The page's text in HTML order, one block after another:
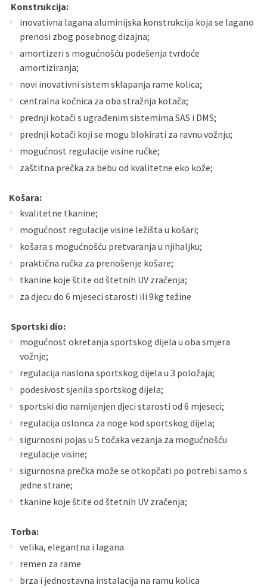
Konstrukcija:
inovativna lagana aluminijska konstrukcija koja se lagano
prenosi zbog posebnog dizajna;
amortizeri s mogućnošću podešenja tvrdoće
amortiziranja;
novi inovativni sistem sklapanja rame kolica;
centralna kočnica za oba stražnja kotača;
prednji kotači s ugrađenim sistemima SAS i DMS;
prednji kotači koji se mogu blokirati za ravnu vožnju;
mogućnost regulacije visine ručke;
zaštitna prečka za bebu od kvalitetne eko kože;
Košara:
kvalitetne tkanine;
mogućnost regulacije visine ležišta u košari;
košara s mogućnošću pretvaranja u njihaljku;
praktična ručka za prenošenje košare;
tkanine koje štite od štetnih UV zračenja;
za djecu do 6 mjeseci starosti ili 9kg težine
Sportski dio:
mogućnost okretanja sportskog dijela u oba smjera
vožnje;
regulacija naslona sportskog dijela u 3 položaja;
podesivost sjenila sportskog dijela;
sportski dio namijenjen djeci starosti od 6 mjeseci;
regulacija oslonca za noge kod sportskog dijela;
sigurnosni pojas u 5 točaka vezanja za mogućnošću
regulacije visine;
sigurnosna prečka može se otkopčati po potrebi samo s
jedne strane;
tkanine koje štite od štetnih UV zračenja;
Torba:
velika, elegantna i lagana
remen za rame
brza i jednostavna instalacija na ramu kolica